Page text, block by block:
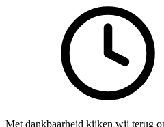
Met dankbaarheid kijken wij terug